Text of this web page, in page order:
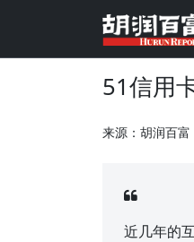
51信用
来源：胡润百富
近几年的